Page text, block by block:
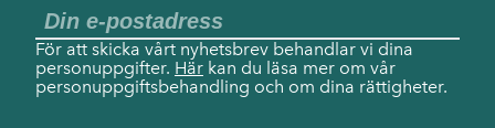
För att skicka vårt nyhetsbrev behandlar vi dina
personuppgifter. Här kan du läsa mer om vår
personuppgiftsbehandling och om dina rättigheter.